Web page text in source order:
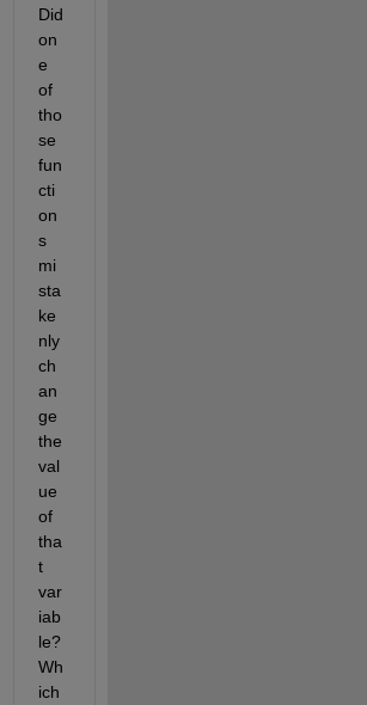
Did
on
e
of
tho
se
fun
cti
on
s
mi
sta
ke
nly
ch
an
ge
the
val
ue
of
tha
t
var
iab
le?
Wh
ich